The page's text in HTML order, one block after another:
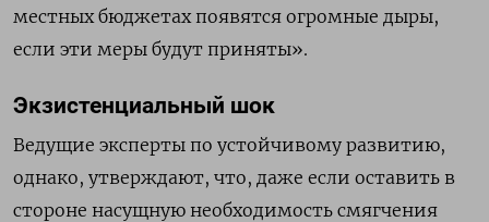
местных бюджетах появятся огромные дыры,
если эти меры будут приняты».
Экзистенциальный шок
Ведущие эксперты по устойчивому развитию,
однако, утверждают, что, даже если оставить в
стороне насущную необходимость смягчения